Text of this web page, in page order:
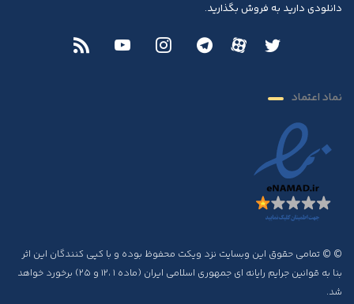
دانلودی دارید به فروش بگذارید.
نماد اعتماد
© © تمامی حقوق این وبسایت نزد ویکت محفوظ بوده و با کپی کنندگان این اثر
بنا به قوانین جرایم رایانه ای جمهوری اسلامی ایران (ماده ۱ ،۱۲ و ۲۵) برخورد خواهد
شد.